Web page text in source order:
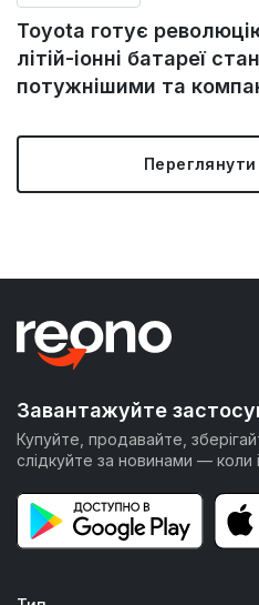
Toyota готує
літій-іонні батареї
потужнішими та
Переглянути
Завантажуйте
Купуйте, продавайте,
слідкуйте за новинами — коли